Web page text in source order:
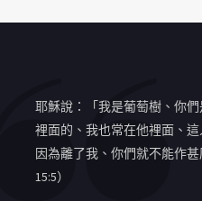
耶穌說：「我是葡萄樹、你
裡面的、我也常在他裡面、這
因為離了我、你們就不能作
15:5）